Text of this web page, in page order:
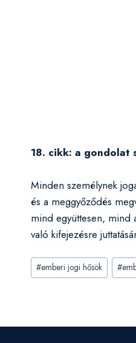
18. cikk: a gondolat
Minden személynek
és a meggyőződés
mind együttesen, mind
való kifejezésre
Post
Tags:
#emberi jogi hősök #